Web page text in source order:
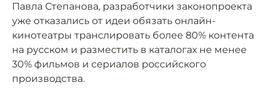
Павла Степанова, разработчики законопроекта
уже отказались от идеи обязать онлайн-
кинотеатры транслировать более 80% контента
на русском и разместить в каталогах не менее
30% фильмов и сериалов российского
производства.